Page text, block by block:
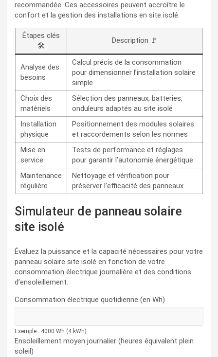
recommandée. Ces accessoires peuvent accroître le
confort et la gestion des installations en site isolé.
Étapes clés
🛠️
Description 🚩
Analyse des
besoins
Calcul précis de la consommation
pour dimensionner l’installation solaire
simple
Choix des
matériels
Sélection des panneaux, batteries,
onduleurs adaptés au site isolé
Installation
physique
Positionnement des modules solaires
et raccordements selon les normes
Mise en
service
Tests de performance et réglages
pour garantir l’autonomie énergétique
Maintenance
régulière
Nettoyage et vérification pour
préserver l’efficacité des panneaux
Simulateur de panneau solaire
site isolé
Évaluez la puissance et la capacité nécessaires pour votre
panneau solaire site isolé en fonction de votre
consommation électrique journalière et des conditions
d’ensoleillement.
Consommation électrique quotidienne (en Wh)
Exemple : 4000 Wh (4 kWh)
Ensoleillement moyen journalier (heures équivalent plein
soleil)